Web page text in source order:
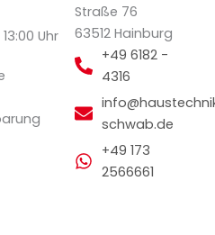
Uhr
Straße 76
63512 Hainburg
+49 6182 -
4316
schwab.de
+49 173
2566661